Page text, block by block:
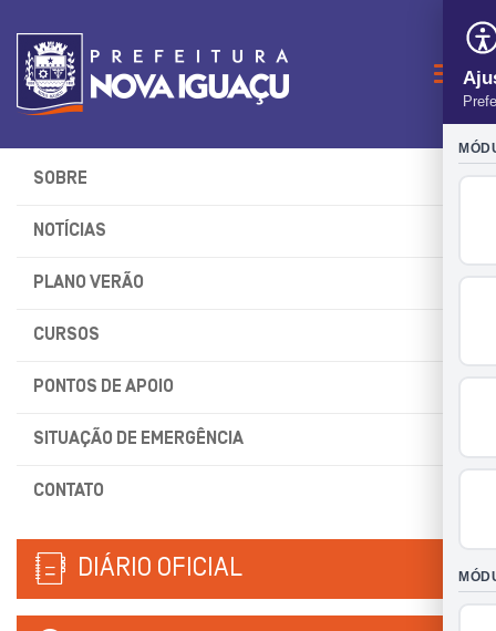
SOBRE
NOTÍCIAS
PLANO VERÃO
CURSOS
PONTOS DE APOIO
SITUAÇÃO DE EMERGÊNCIA
CONTATO
DIÁRIO OFICIAL